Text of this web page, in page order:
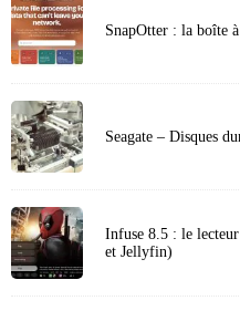
SnapOtter : la boîte
Seagate – Disques
Infuse 8.5 : le
et Jellyfin)